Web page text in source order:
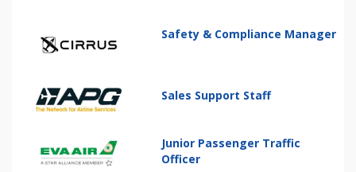
Safety & Compliance Manager
Sales Support Staff
Junior Passenger Traffic
Officer